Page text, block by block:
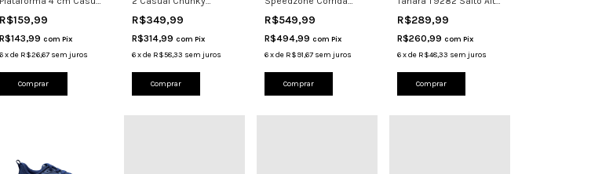
R$159,99
R$143,99 com Pix
6xde R$26,67 sem juros
Comprar
R$349,99
R$314,99 com Pix
6xde R$58,33 sem juros
Comprar
Respirável
R$549,99
R$494,99 com Pix
6xde R$91,67 sem juros
Comprar
R$289,99
R$260,99 com Pix
6xde R$48,33 sem juros
Comprar